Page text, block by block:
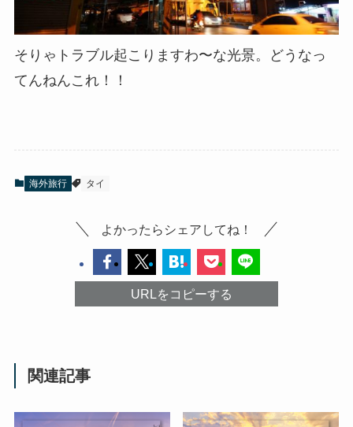
そりゃトラブル起こりますわ〜な光景。どうなっ
てんねんこれ！！
海外旅行 タイ
よかったらシェアしてね！
URLをコピーする
関連記事